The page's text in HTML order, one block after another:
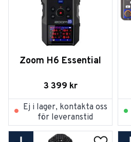
Zoom H6 Essential
3 399 kr
Ej i lager, kontakta oss
för leveranstid